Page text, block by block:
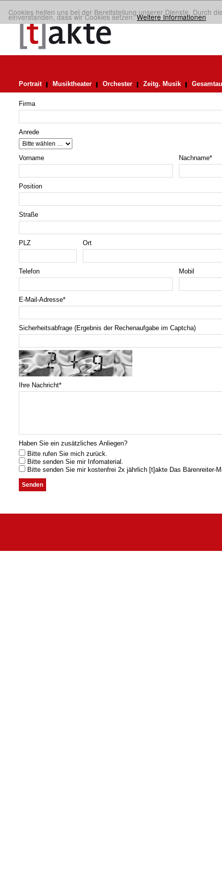
Cookies helfen uns bei der Bereitstellung unserer Dienste. Durch
einverstanden, dass wir Cookies setzen.Weitere Informationen
Portrait Musiktheater Orchester Zeitg. Musik
Firma
Anrede
Vorname Nachname*
Position
Straße
PLZ Ort
Telefon Mobil
E-Mail-Adresse*
Sicherheitsabfrage (Ergebnis der Rechenaufgabe im Captcha)
Ihre Nachricht*
Haben Sie ein zusätzliches Anliegen?
Bitte rufen Sie mich zurück.
Bitte senden Sie mir Infomaterial.
Bitte senden Sie mir kostenfrei 2x jährlich [t]akte Das Bärenreiter-